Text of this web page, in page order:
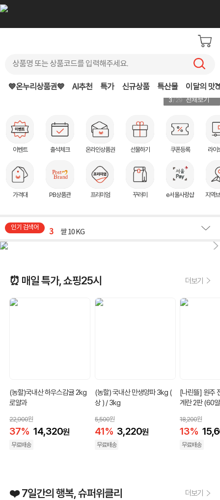
💙온누리상품권💙 AI추천 특가 신규상품 특산물 이달의 맛
3/ 29 전체보기
이벤트 출석체크 온라인상품권 선물하기 쿠폰등록 라이
가격대 PB상품관 프리미엄 꾸러미 e서울사랑샵 지역
복숭아
3 쌀 10 KG
6 옥수수
⏰ 매일 특가, 쇼핑25시 더보기
(농할)국내산 하우스감귤 2kg
로얄과
22,900원
37% 14,320원
무료배송
(농할) 국내산 만생양파 3kg (
상 ) / 3kg
5,500원
41% 3,220원
무료배송
[나린뜰] 원주
계란 2판 (60
18,200원
13%
무료배송
❤️ 7일간의 행복, 슈퍼위클리 더보기